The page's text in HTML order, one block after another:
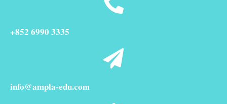
+852 6990 3335
info@ampla-edu.com